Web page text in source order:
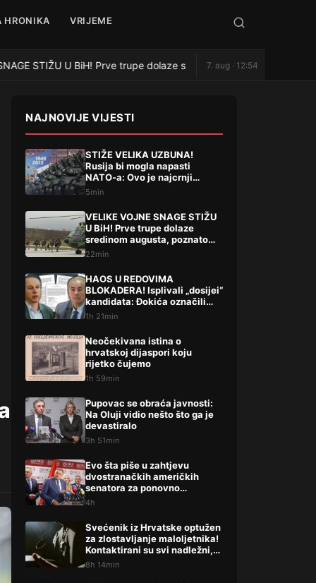
HRONIKA VRIJEME
STIŽU U BiH! Prve trupe dolaze sredinom augusta, poznato
7. aug · 12:54
NAJNOVIJE VIJESTI
STIŽE VELIKA UZBUNA!
Rusija bi mogla napasti
NATO-a: Ovo je najcrnji
scenarij
5min
VELIKE VOJNE SNAGE STIŽU
U BiH! Prve trupe dolaze
sredinom augusta, poznato
šta slijedi
22min
HAOS U REDOVIMA
BLOKADERA! Isplivali „dosijei“
kandidata: Đokića označili
kao VISOKORIZIČNOG,
1h 21min
Neočekivana istina o
hrvatskoj dijaspori koju
rijetko čujemo
1h 59min
Pupovac se obraća javnosti:
Na Oluji vidio nešto što ga je
devastiralo
3h 51min
Evo šta piše u zahtjevu
dvostranačkih američkih
senatora za ponovno
uvođenje sankcija
4h
Svećenik iz Hrvatske optužen
za zlostavljanje maloljetnika!
Kontaktirani su svi nadležni,
evo što su rekli
8h 14min